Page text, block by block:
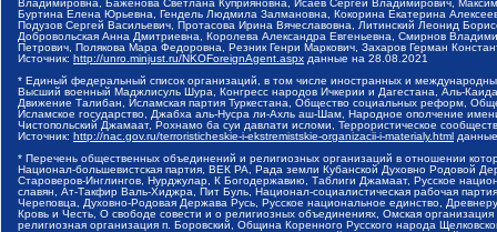
Владимировна, Баженова Светлана Куприяновна, Исаев Сергей Владимирович,
Буртина Елена Юрьевна, Гендель Людмила Залмановна, Кокорина Екатерина
Подузов Сергей Васильевич, Протасова Ирина Вячеславовна, Литинский Леонид
Добровольская Анна Дмитриевна, Королева Александра Евгеньевна, Смирнов
Петрович, Полякова Мара Федоровна, Резник Генри Маркович, Захаров Герман
Источник: http://unro.minjust.ru/NKOForeignAgent.aspx данные на 28.08.2021
* Единый федеральный список организаций, в том числе иностранных и
Высший военный Маджлисуль Шура, Конгресс народов Ичкерии и Дагестана, Аль-
Движение Талибан, Исламская партия Туркестана, Общество социальных реформ,
Исламское государство, Джабха аль-Нусра ли-Ахль аш-Шам, Народное ополчение
Чистопольский Джамаат, Рохнамо ба суи давлати исломи, Террористическое
Источник: http://nac.gov.ru/terroristicheskie-i-ekstremistskie-organizacii-i-materialy.html
* Перечень общественных объединений и религиозных организаций в отношении
Национал-большевистская партия, ВЕК РА, Рада земли Кубанской Духовно Родовой
Староверов-Инглингов, Нурджулар, К Богодержавию, Таблиги Джамаат, Русское
славян, Ат-Такфир Валь-Хиджра, Пит Буль, Национал-социалистическая рабочая
Череповца, Духовно-Родовая Держава Русь, Русское национальное единство,
Кровь и Честь, О свободе совести и о религиозных объединениях, Омская
религиозная организация п. Боровский, Община Коренного Русского народа